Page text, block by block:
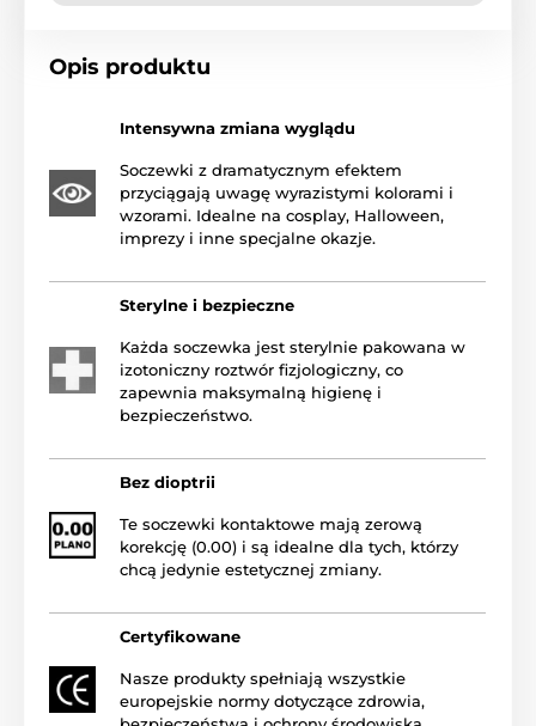
Opis produktu
Intensywna zmiana wyglądu
Soczewki z dramatycznym efektem
przyciągają uwagę wyrazistymi kolorami i
wzorami. Idealne na cosplay, Halloween,
imprezy i inne specjalne okazje.
Sterylne i bezpieczne
Każda soczewka jest sterylnie pakowana w
izotoniczny roztwór fizjologiczny, co
zapewnia maksymalną higienę i
bezpieczeństwo.
Bez dioptrii
Te soczewki kontaktowe mają zerową
korekcję (0.00) i są idealne dla tych, którzy
chcą jedynie estetycznej zmiany.
Certyfikowane
Nasze produkty spełniają wszystkie
europejskie normy dotyczące zdrowia,